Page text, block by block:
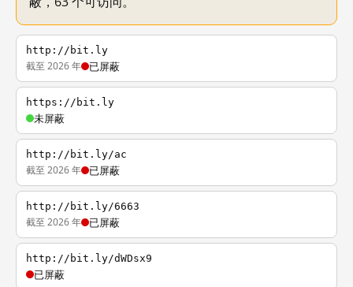
http://bit.ly
截至 2026 年 已屏蔽
https://bit.ly
未屏蔽
http://bit.ly/ac
截至 2026 年 已屏蔽
http://bit.ly/6663
截至 2026 年 已屏蔽
http://bit.ly/dWDsx9
已屏蔽